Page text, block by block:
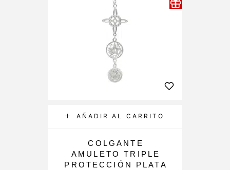
AÑADIR AL CARRITO
COLGANTE
AMULETO TRIPLE
PROTECCIÓN PLATA